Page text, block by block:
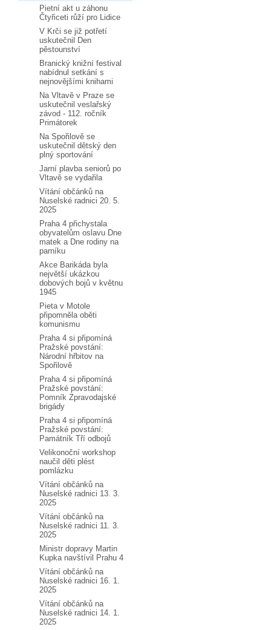
Pietní akt u záhonu
Čtyřiceti růží pro Lidice
V Krči se již potřetí
uskutečnil Den
pěstounství
Branický knižní festival
nabídnul setkání s
nejnovějšími knihami
Na Vltavě v Praze se
uskutečnil veslařský
závod - 112. ročník
Primátorek
Na Spořilově se
uskutečnil dětský den
plný sportování
Jarní plavba seniorů po
Vltavě se vydařila
Vítání občánků na
Nuselské radnici 20. 5.
2025
Praha 4 přichystala
obyvatelům oslavu Dne
matek a Dne rodiny na
parníku
Akce Barikáda byla
největší ukázkou
dobových bojů v květnu
1945
Pieta v Motole
připomněla oběti
komunismu
Praha 4 si připomíná
Pražské povstání:
Národní hřbitov na
Spořilově
Praha 4 si připomíná
Pražské povstání:
Pomník Zpravodajské
brigády
Praha 4 si připomíná
Pražské povstání:
Památník Tří odbojů
Velikonoční workshop
naučil děti plést
pomlázku
Vítání občánků na
Nuselské radnici 13. 3.
2025
Vítání občánků na
Nuselské radnici 11. 3.
2025
Ministr dopravy Martin
Kupka navštívil Prahu 4
Vítání občánků na
Nuselské radnici 16. 1.
2025
Vítání občánků na
Nuselské radnici 14. 1.
2025